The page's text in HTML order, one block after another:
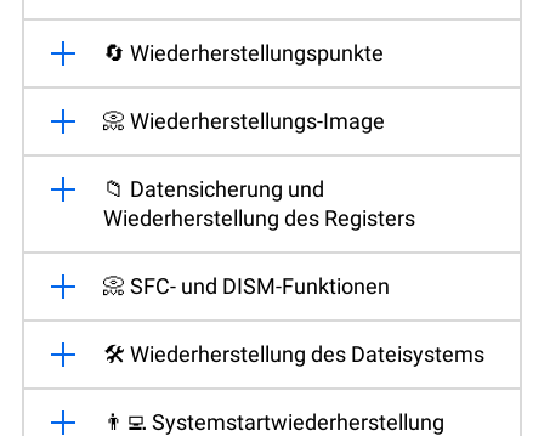
🔄 Wiederherstellungspunkte
📀 Wiederherstellungs-Image
📁 Datensicherung und
Wiederherstellung des Registers
📀 SFC- und DISM-Funktionen
🛠️ Wiederherstellung des Dateisystems
👨‍💻 Systemstartwiederherstellung